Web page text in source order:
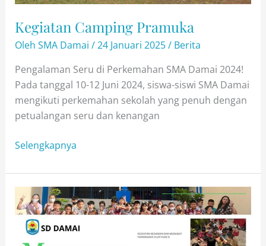
Kegiatan Camping Pramuka
Oleh SMA Damai /24 Januari 2025/ Berita
Pengalaman Seru di Perkemahan SMA Damai 2024!
Pada tanggal 10-12 Juni 2024, siswa-siswi SMA Damai
mengikuti perkemahan sekolah yang penuh dengan
petualangan seru dan kenangan
Kegiatan
Pramuka
Selengkapnya